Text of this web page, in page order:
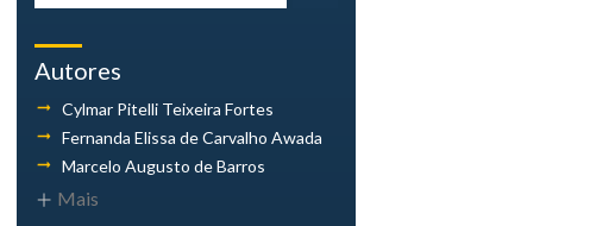
Autores
Cylmar Pitelli Teixeira Fortes
Fernanda Elissa de Carvalho Awada
Marcelo Augusto de Barros
Mais